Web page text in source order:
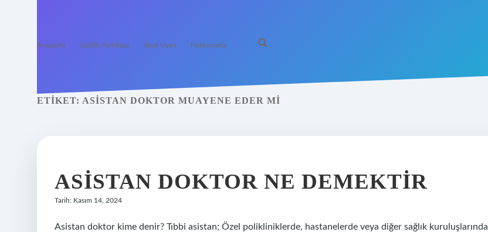
Anasayfa Gizlilik Politikası Yasal Uyarı Hakkımızda
ETIKET: ASISTAN DOKTOR MUAYENE EDER MI
ASISTAN DOKTOR NE DEMEKTIR
Tarih: Kasım 14, 2024
Asistan doktor kime denir? Tıbbi asistan; Özel polikliniklerde, hastanelerde veya diğer sağlık kuruluşlarında